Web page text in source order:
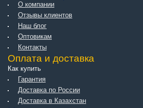
О компании
Отзывы клиентов
Наш блог
Оптовикам
Контакты
Оплата и доставка
Как купить
Гарантия
Доставка по России
Доставка в Казахстан